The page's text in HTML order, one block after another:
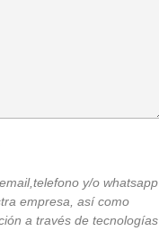
y/o whatsapp
empresa, así como
a través de tecnologías